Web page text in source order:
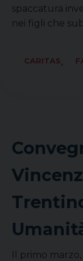
spaccatura
nei figli che
CARITAS,
Il primo